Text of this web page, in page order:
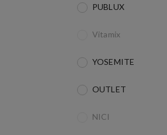
PUBLUX
Vitamix
YOSEMITE
OUTLET
NICI